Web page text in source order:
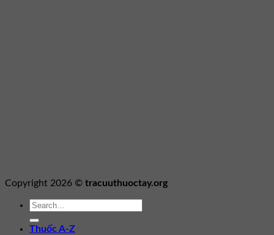
Copyright 2026 © tracuuthuoctay.org
Thuốc A-Z